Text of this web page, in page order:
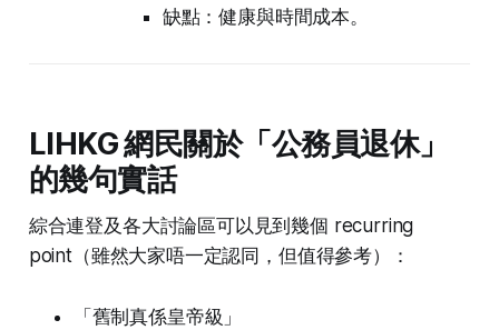
缺點：健康與時間成本。
LIHKG 網民關於「公務員退休」
的幾句實話
綜合連登及各大討論區可以見到幾個 recurring
point（雖然大家唔一定認同，但值得參考）：
「舊制真係皇帝級」